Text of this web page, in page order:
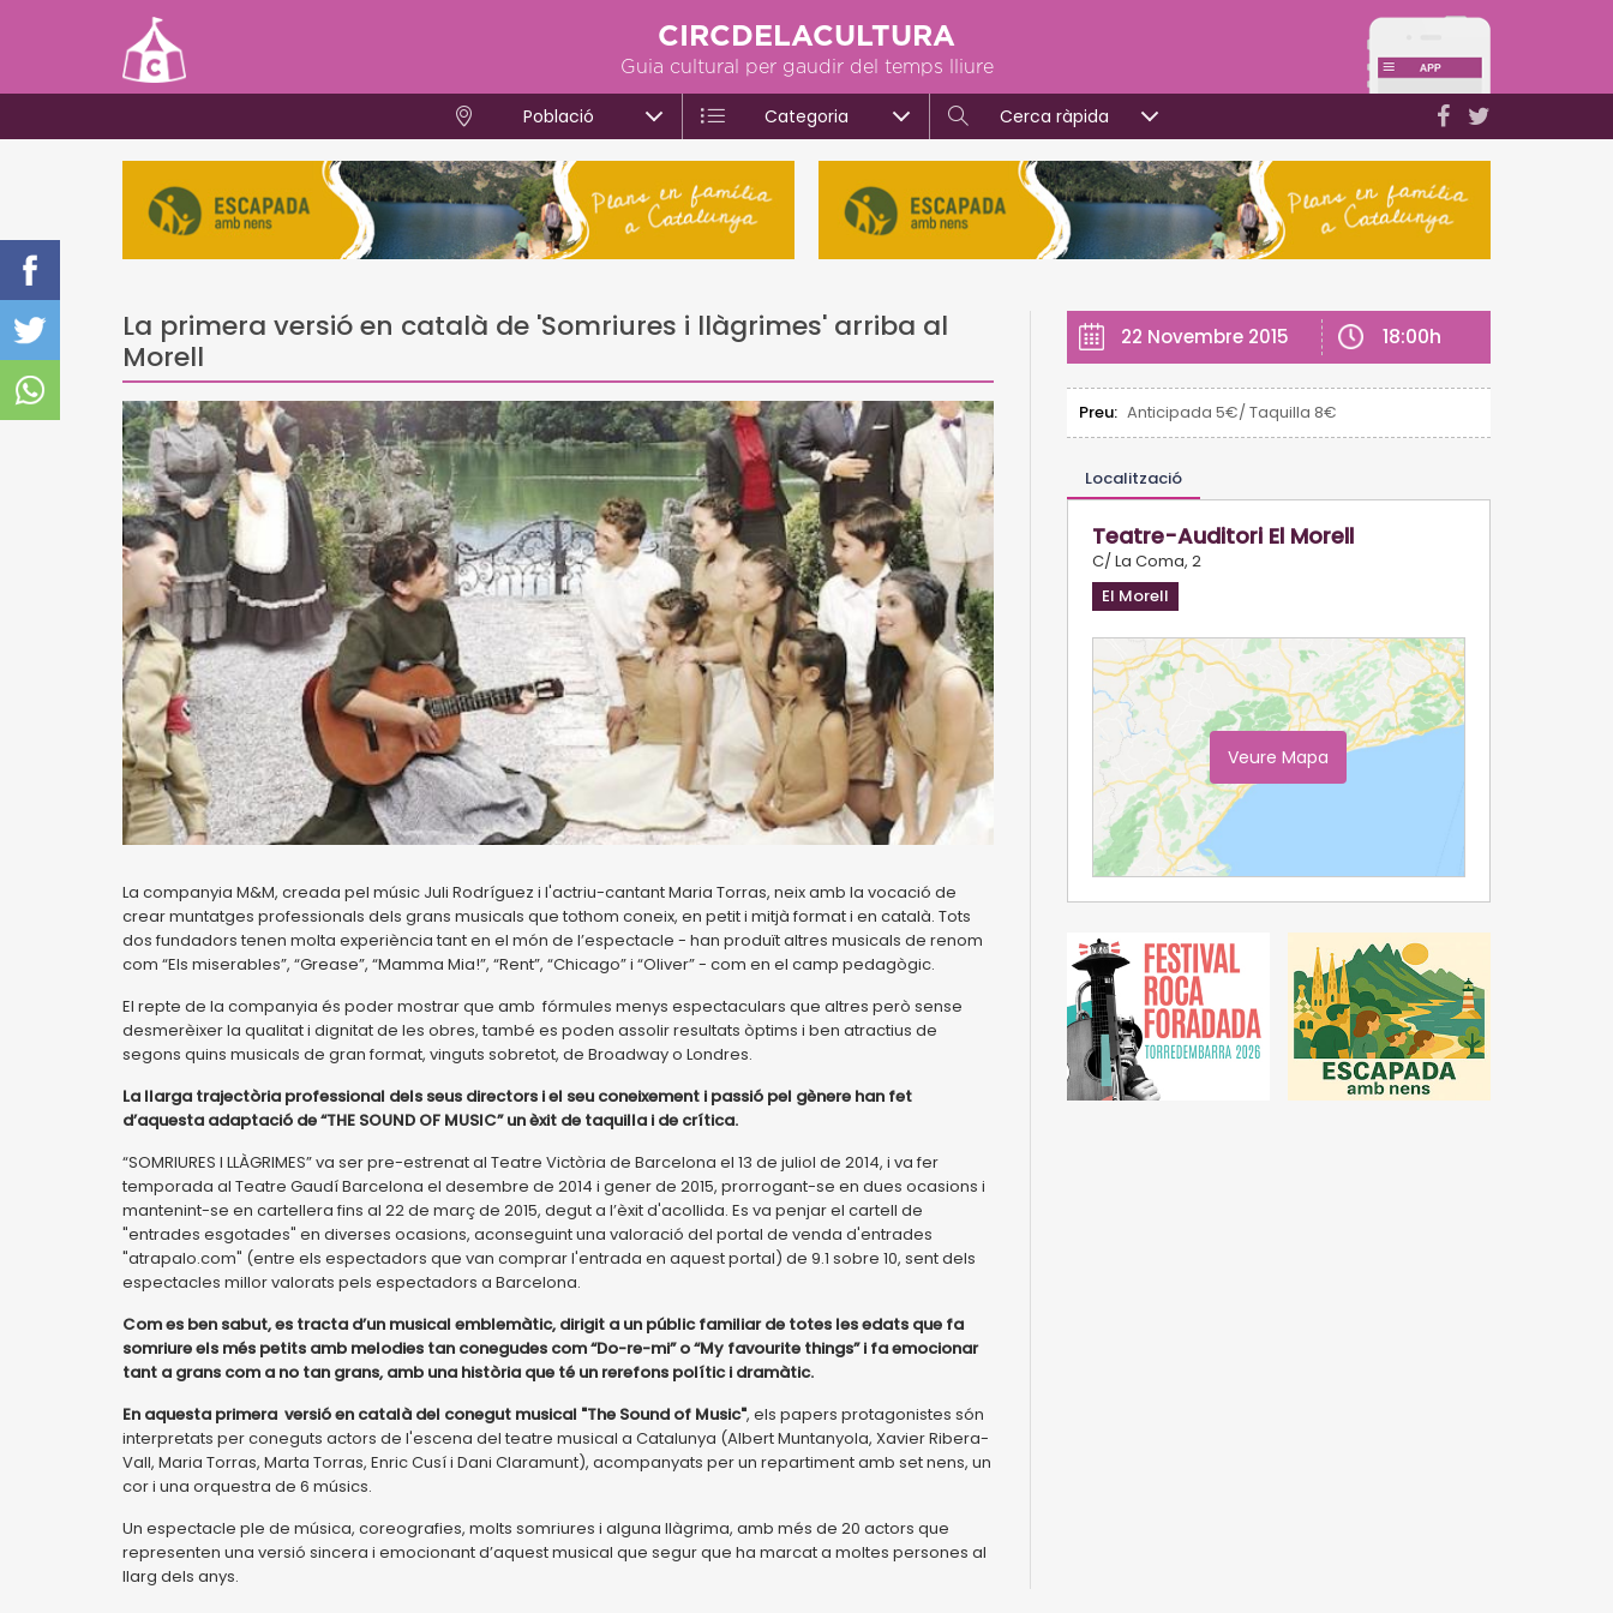
CIRCDELACULTURA
Guia cultural per gaudir del temps lliure
Població Categoria Cerca ràpida
La primera versió en català de 'Somriures i llàgrimes' arriba al
Morell
La companyia M&M, creada pel músic Juli Rodríguez i l'actriu-cantant Maria Torras, neix amb la vocació de
crear muntatges professionals dels grans musicals que tothom coneix, en petit i mitjà format i en català. Tots
dos fundadors tenen molta experiència tant en el món de l’espectacle - han produït altres musicals de renom
com “Els miserables”, “Grease”, “Mamma Mia!”, “Rent”, “Chicago” i “Oliver” - com en el camp pedagògic.
El repte de la companyia és poder mostrar que amb fórmules menys espectaculars que altres però sense
desmerèixer la qualitat i dignitat de les obres, també es poden assolir resultats òptims i ben atractius de
segons quins musicals de gran format, vinguts sobretot, de Broadway o Londres.
La llarga trajectòria professional dels seus directors i el seu coneixement i passió pel gènere han fet
d’aquesta adaptació de “THE SOUND OF MUSIC” un èxit de taquilla i de crítica.
“SOMRIURES I LLÀGRIMES” va ser pre-estrenat al Teatre Victòria de Barcelona el 13 de juliol de 2014, i va fer
temporada al Teatre Gaudí Barcelona el desembre de 2014 i gener de 2015, prorrogant-se en dues ocasions i
mantenint-se en cartellera fins al 22 de març de 2015, degut a l’èxit d'acollida. Es va penjar el cartell de
"entrades esgotades" en diverses ocasions, aconseguint una valoració del portal de venda d'entrades
"atrapalo.com" (entre els espectadors que van comprar l'entrada en aquest portal) de 9.1 sobre 10, sent dels
espectacles millor valorats pels espectadors a Barcelona.
Com es ben sabut, es tracta d’un musical emblemàtic, dirigit a un públic familiar de totes les edats que fa
somriure els més petits amb melodies tan conegudes com “Do-re-mi” o “My favourite things” i fa emocionar
tant a grans com a no tan grans, amb una història que té un rerefons polític i dramàtic.
En aquesta primera versió en català del conegut musical "The Sound of Music", els papers protagonistes són
interpretats per coneguts actors de l'escena del teatre musical a Catalunya (Albert Muntanyola, Xavier Ribera-
Vall, Maria Torras, Marta Torras, Enric Cusí i Dani Claramunt), acompanyats per un repartiment amb set nens, un
cor i una orquestra de 6 músics.
Un espectacle ple de música, coreografies, molts somriures i alguna llàgrima, amb més de 20 actors que
representen una versió sincera i emocionant d’aquest musical que segur que ha marcat a moltes persones al
llarg dels anys.
22 Novembre 2015 18:00h
Preu: Anticipada 5€/ Taquilla 8€
Localització
Teatre-Auditori El Morell
C/ La Coma, 2
El Morell
Veure Mapa